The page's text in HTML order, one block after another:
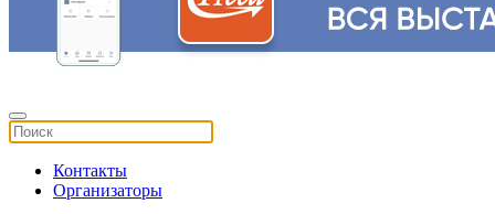
Контакты
Организаторы